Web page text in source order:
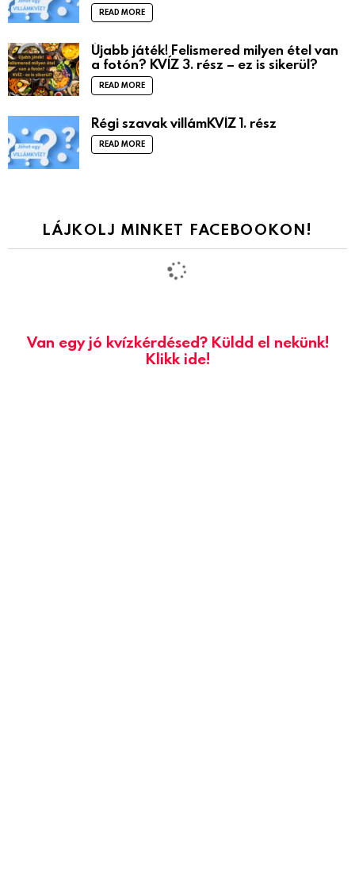
READ MORE
Újabb játék! Felismered milyen étel van
a fotón? KVÍZ 3. rész – ez is sikerül?
READ MORE
Régi szavak villámKVÍZ 1. rész
READ MORE
LÁJKOLJ MINKET FACEBOOKON!
Van egy jó kvízkérdésed? Küldd el nekünk!
Klikk ide!